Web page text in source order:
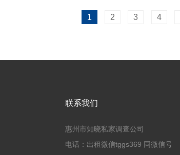
1 2 3 4
联系我们
惠州市知晓私家调查公司
电话：出租微信tggs369 同微信号